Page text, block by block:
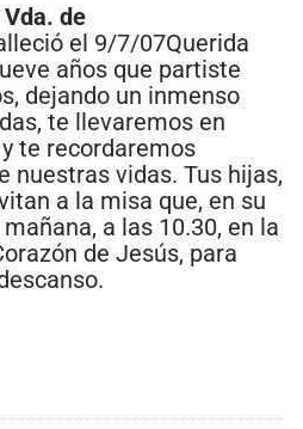
de
el 9/7/07Querida
años que partiste
dejando un inmenso
te llevaremos en
te recordaremos
nuestras vidas. Tus hijas,
a la misa que, en su
a las 10.30, en la
de Jesús, para